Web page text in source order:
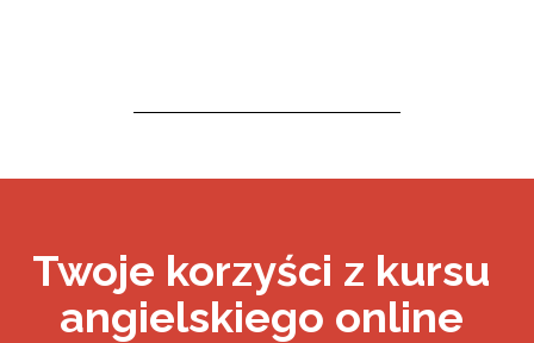
Twoje korzyści z kursu
angielskiego online